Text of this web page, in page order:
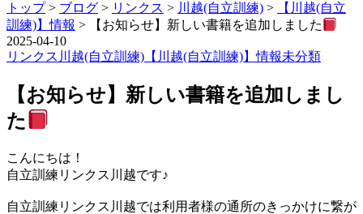
トップ> ブログ > リンクス > 川越(自立訓練) >
【川越(自立
訓練)】情報 >
【お知らせ】新しい書籍を追加しました
2025-04-10
リンクス 川越(自立訓練) 【川越(自立訓練)】情報未分類
【お知らせ】新しい書籍を追加しまし
た
こんにちは！
自立訓練リンクス川越です♪
自立訓練リンクス川越では利用者様の通所のきっかけに繋が